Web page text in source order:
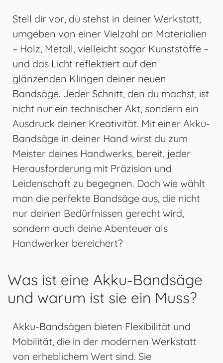
Stell dir vor, du stehst in deiner Werkstatt,
umgeben von einer Vielzahl an Materialien
– Holz, Metall, vielleicht sogar Kunststoffe –
und das Licht reflektiert auf den
glänzenden Klingen deiner neuen
Bandsäge. Jeder Schnitt, den du machst, ist
nicht nur ein technischer Akt, sondern ein
Ausdruck deiner Kreativität. Mit einer Akku-
Bandsäge in deiner Hand wirst du zum
Meister deines Handwerks, bereit, jeder
Herausforderung mit Präzision und
Leidenschaft zu begegnen. Doch wie wählt
man die perfekte Bandsäge aus, die nicht
nur deinen Bedürfnissen gerecht wird,
sondern auch deine Abenteuer als
Handwerker bereichert?
Was ist eine Akku-Bandsäge
und warum ist sie ein Muss?
Akku-Bandsägen bieten Flexibilität und
Mobilität, die in der modernen Werkstatt
von erheblichem Wert sind. Sie